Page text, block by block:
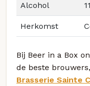
Alcohol
Herkomst
Bij Beer in a Box
de beste
Brasserie Sainte